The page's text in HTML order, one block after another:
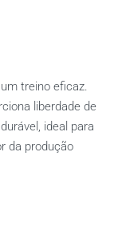
treino eficaz.
liberdade de
ideal para
da produção